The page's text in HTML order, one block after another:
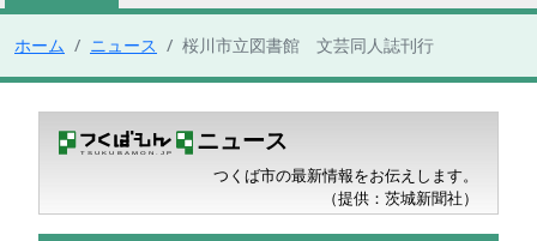
ホーム ニュース 桜川市立図書館 文芸同人誌刊行
ニュース
つくば市の最新情報をお伝えします。
（提供：茨城新聞社）